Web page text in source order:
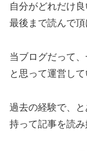
自分がどれだけ
最後まで読んで頂
当ブログだって
と思って運営して
過去の経験で、
持って記事を読